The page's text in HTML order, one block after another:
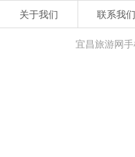
关于我们 联系我们
宜昌旅游网